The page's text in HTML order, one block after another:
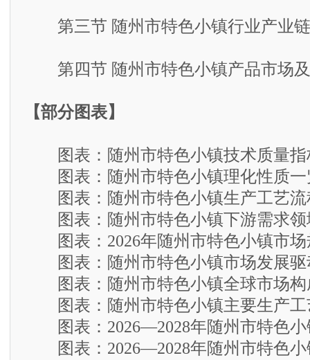
第三节 随州市特色小镇行业产业
第四节 随州市特色小镇产品市场及
【部分图表】
图表：随州市特色小镇技术质量指
图表：随州市特色小镇理化性质一
图表：随州市特色小镇生产工艺流
图表：随州市特色小镇下游需求领
图表：2026年随州市特色小镇市场
图表：随州市特色小镇市场发展驱
图表：随州市特色小镇全球市场构
图表：随州市特色小镇主要生产工
图表：2026—2028年随州市特色小
图表：2026—2028年随州市特色小